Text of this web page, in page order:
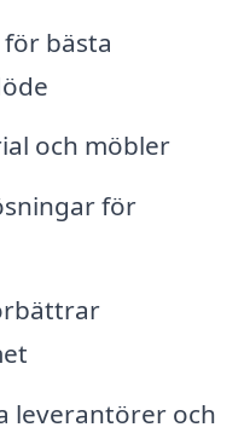
bästa
och möbler
för
leverantörer och